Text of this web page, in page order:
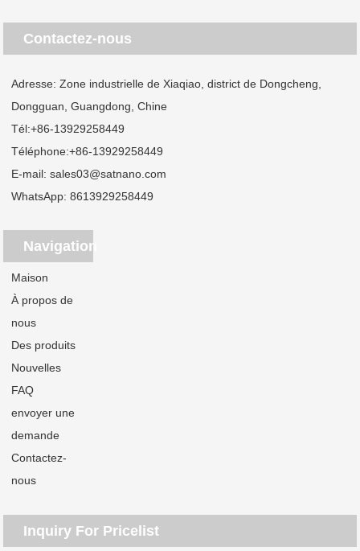
Contactez-nous
Adresse: Zone industrielle de Xiaqiao, district de Dongcheng,
Dongguan, Guangdong, Chine
Tél:+86-13929258449
Téléphone:+86-13929258449
E-mail:sales03@satnano.com
WhatsApp:8613929258449
Navigation
Maison
À propos de
nous
Des produits
Nouvelles
FAQ
envoyer une
demande
Contactez-
nous
Inquiry For Pricelist